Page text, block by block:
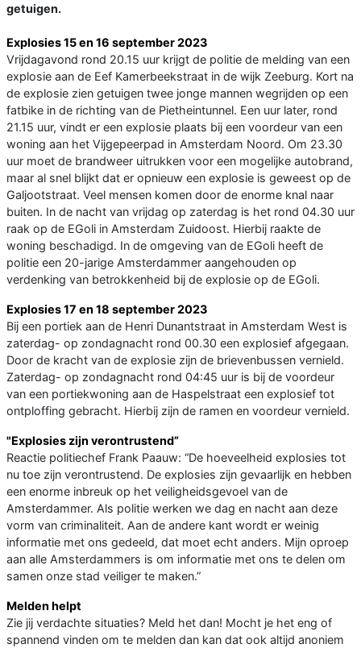
getuigen.
Explosies 15 en 16 september 2023
Vrijdagavond rond 20.15 uur krijgt de politie de melding van een
explosie aan de Eef Kamerbeekstraat in de wijk Zeeburg. Kort na
de explosie zien getuigen twee jonge mannen wegrijden op een
fatbike in de richting van de Pietheintunnel. Een uur later, rond
21.15 uur, vindt er een explosie plaats bij een voordeur van een
woning aan het Vijgepeerpad in Amsterdam Noord. Om 23.30
uur moet de brandweer uitrukken voor een mogelijke autobrand,
maar al snel blijkt dat er opnieuw een explosie is geweest op de
Galjootstraat. Veel mensen komen door de enorme knal naar
buiten. In de nacht van vrijdag op zaterdag is het rond 04.30 uur
raak op de EGoli in Amsterdam Zuidoost. Hierbij raakte de
woning beschadigd. In de omgeving van de EGoli heeft de
politie een 20-jarige Amsterdammer aangehouden op
verdenking van betrokkenheid bij de explosie op de EGoli.
Explosies 17 en 18 september 2023
Bij een portiek aan de Henri Dunantstraat in Amsterdam West is
zaterdag- op zondagnacht rond 00.30 een explosief afgegaan.
Door de kracht van de explosie zijn de brievenbussen vernield.
Zaterdag- op zondagnacht rond 04:45 uur is bij de voordeur
van een portiekwoning aan de Haspelstraat een explosief tot
ontploffing gebracht. Hierbij zijn de ramen en voordeur vernield.
"Explosies zijn verontrustend”
Reactie politiechef Frank Paauw: “De hoeveelheid explosies tot
nu toe zijn verontrustend. De explosies zijn gevaarlijk en hebben
een enorme inbreuk op het veiligheidsgevoel van de
Amsterdammer. Als politie werken we dag en nacht aan deze
vorm van criminaliteit. Aan de andere kant wordt er weinig
informatie met ons gedeeld, dat moet echt anders. Mijn oproep
aan alle Amsterdammers is om informatie met ons te delen om
samen onze stad veiliger te maken.”
Melden helpt
Zie jij verdachte situaties? Meld het dan! Mocht je het eng of
spannend vinden om te melden dan kan dat ook altijd anoniem